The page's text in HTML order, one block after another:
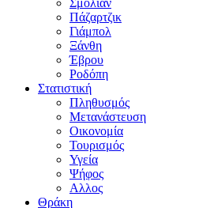
Πάζαρτζικ
Γιάμπολ
Ξάνθη
Έβρου
Ροδόπη
Στατιστική
Πληθυσμός
Μετανάστευση
Οικονομία
Τουρισμός
Υγεία
Ψήφος
Αλλος
Θράκη